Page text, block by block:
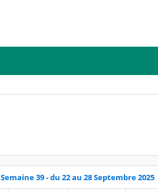
Semaine 39 - du 22 au 28 Septembre 2025